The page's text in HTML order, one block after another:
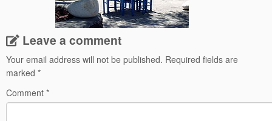
Leave a comment
Your email address will not be published. Required fields are
marked *
Comment *